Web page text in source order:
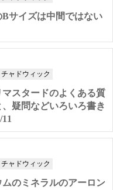
サイズは中間ではない
ャドウィック
スタードのよくある質
疑問などいろいろ書き
ャドウィック
のミネラルのアーロン